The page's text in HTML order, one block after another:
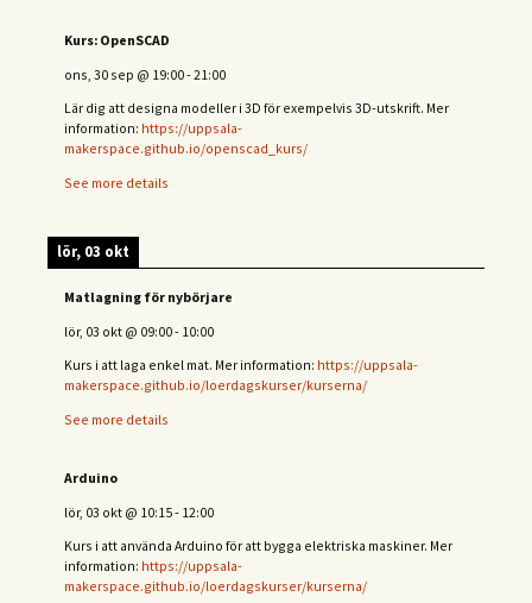
Kurs: OpenSCAD
ons, 30 sep @ 19:00-21:00
Lär dig att designa modeller i 3D för exempelvis 3D-utskrift. Mer
information: https://uppsala-
makerspace.github.io/openscad_kurs/
See more details
lör, 03 okt
Matlagning för nybörjare
lör, 03 okt @ 09:00- 10:00
Kurs i att laga enkel mat. Mer information: https://uppsala-
makerspace.github.io/loerdagskurser/kurserna/
See more details
Arduino
lör, 03 okt @ 10:15- 12:00
Kurs i att använda Arduino för att bygga elektriska maskiner. Mer
information: https://uppsala-
makerspace.github.io/loerdagskurser/kurserna/